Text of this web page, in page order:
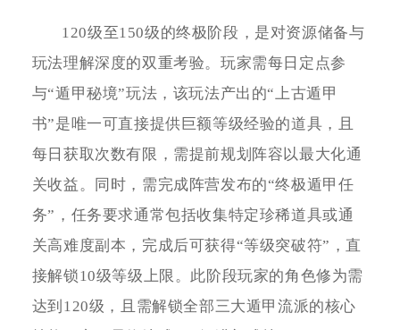
120级至150级的终极阶段，是对资源储备与
玩法理解深度的双重考验。玩家需每日定点参
与“遁甲秘境”玩法，该玩法产出的“上古遁甲
书”是唯一可直接提供巨额等级经验的道具，且
每日获取次数有限，需提前规划阵容以最大化通
关收益。同时，需完成阵营发布的“终极遁甲任
务”，任务要求通常包括收集特定珍稀道具或通
关高难度副本，完成后可获得“等级突破符”，直
接解锁10级等级上限。此阶段玩家的角色修为需
达到120级，且需解锁全部三大遁甲流派的核心